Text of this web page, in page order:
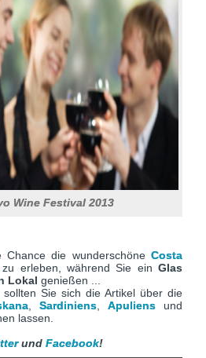
Wine Festival 2013
Chance die wunderschöne Costa
erleben, während Sie ein Glas
Lokal genießen ...
, sollten Sie sich die Artikel über die
Sardiniens Apuliens und
lassen.
und Facebook!